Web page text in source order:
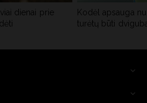
dienai prie
Kodėl apsauga
turėtų būti